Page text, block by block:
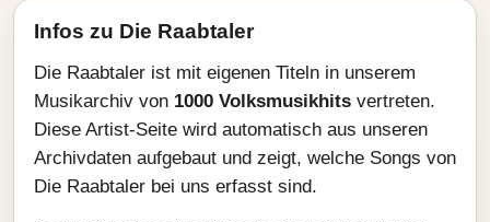
Infos zu Die Raabtaler
Die Raabtaler ist mit eigenen Titeln in unserem
Musikarchiv von 1000 Volksmusikhits vertreten.
Diese Artist-Seite wird automatisch aus unseren
Archivdaten aufgebaut und zeigt, welche Songs von
Die Raabtaler bei uns erfasst sind.